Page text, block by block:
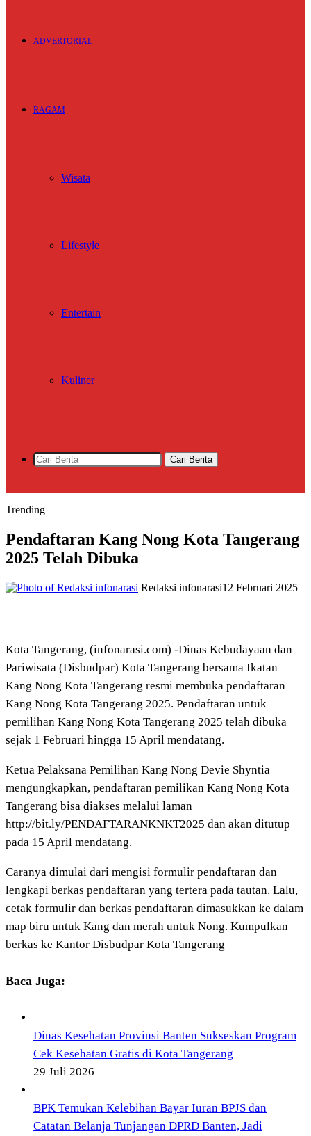
ADVERTORIAL
RAGAM
Wisata
Lifestyle
Entertain
Kuliner
Cari Berita
Trending
Pendaftaran Kang Nong Kota Tangerang
2025 Telah Dibuka
Redaksi infonarasi12 Februari 2025
Kota Tangerang, (infonarasi.com) -Dinas Kebudayaan dan
Pariwisata (Disbudpar) Kota Tangerang bersama Ikatan
Kang Nong Kota Tangerang resmi membuka pendaftaran
Kang Nong Kota Tangerang 2025. Pendaftaran untuk
pemilihan Kang Nong Kota Tangerang 2025 telah dibuka
sejak 1 Februari hingga 15 April mendatang.
Ketua Pelaksana Pemilihan Kang Nong Devie Shyntia
mengungkapkan, pendaftaran pemilikan Kang Nong Kota
Tangerang bisa diakses melalui laman
http://bit.ly/PENDAFTARANKNKT2025 dan akan ditutup
pada 15 April mendatang.
Caranya dimulai dari mengisi formulir pendaftaran dan
lengkapi berkas pendaftaran yang tertera pada tautan. Lalu,
cetak formulir dan berkas pendaftaran dimasukkan ke dalam
map biru untuk Kang dan merah untuk Nong. Kumpulkan
berkas ke Kantor Disbudpar Kota Tangerang
Baca Juga:
Dinas Kesehatan Provinsi Banten Sukseskan Program
Cek Kesehatan Gratis di Kota Tangerang
29 Juli 2026
BPK Temukan Kelebihan Bayar Iuran BPJS dan
Catatan Belanja Tunjangan DPRD Banten, Jadi